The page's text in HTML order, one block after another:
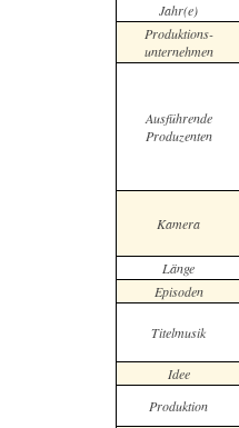
Jahr(e)
Produktions-
unternehmen
Ausführende
Produzenten
Kamera
Länge
Episoden
Titelmusik
Idee
Produktion